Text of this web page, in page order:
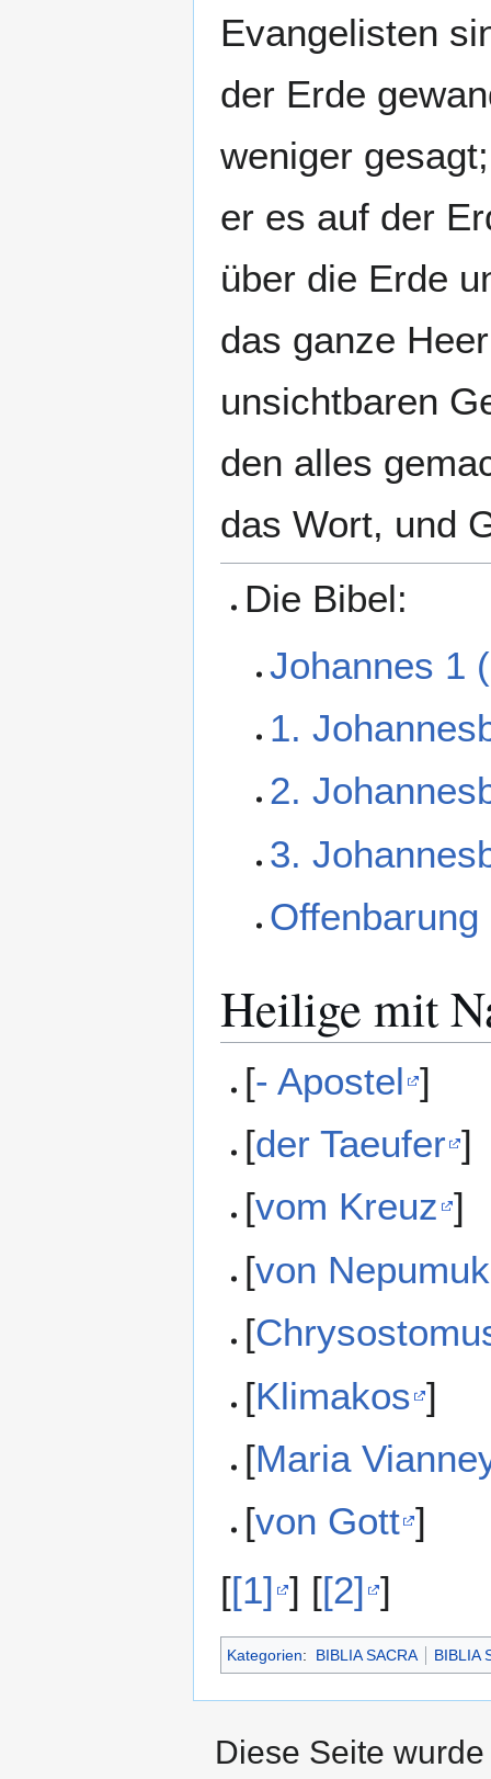
Evangelisten
der Erde
weniger
er es auf der
über die Erde
das ganze
unsichtbaren
den alles
das Wort, und
Die Bibel:
Johannes 1 (
1.
2.
3.
Heilige mit
[- Apostel ]
[der Taeufer ]
[vom Kreuz ]
[von Nepumuk
[
[Klimakos ]
[Maria
[von Gott ]
[[1] ] [[2] ]
Kategorien: BIBLIA SACRA BIBLIA
Diese Seite